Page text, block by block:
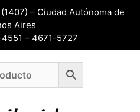
– Ciudad Autónoma de
Aires
– 4671-5727